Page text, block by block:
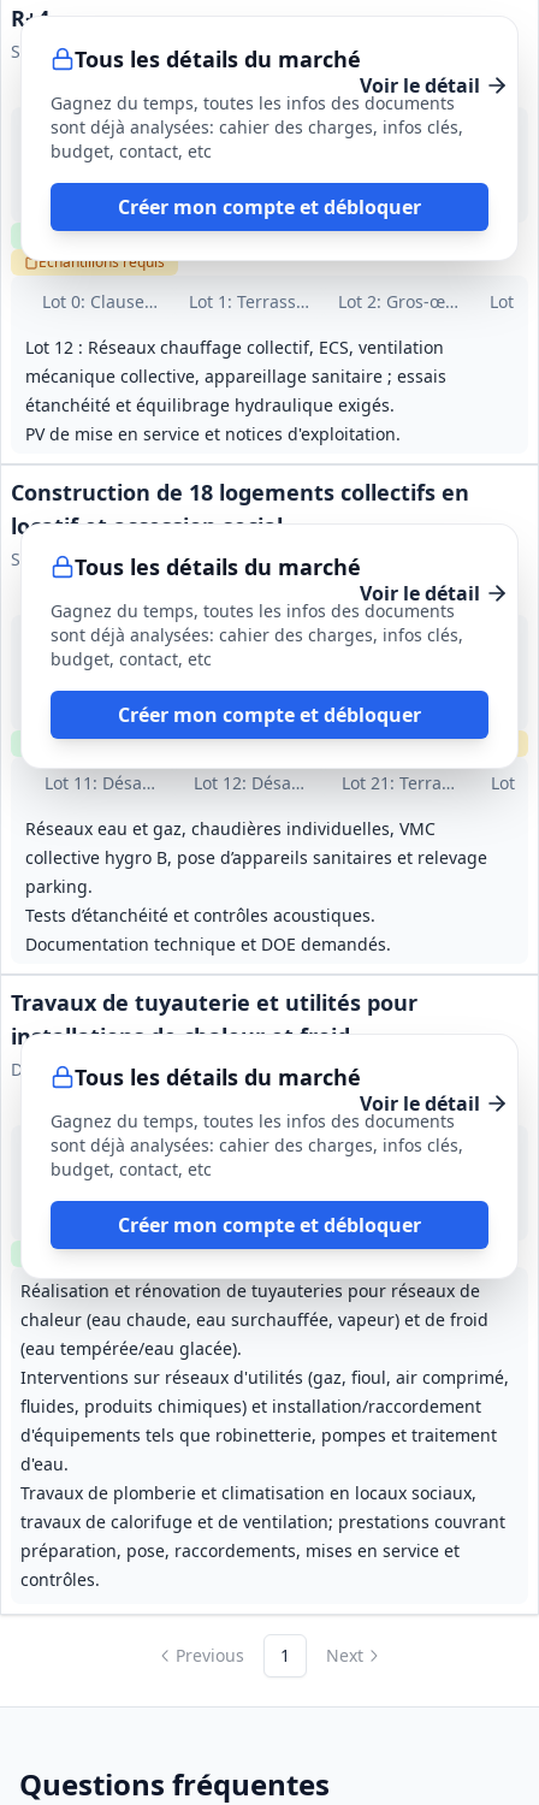
Tous les détails du marché
Gagnez du temps, toutes les infos des documents
sont déjà analysées: cahier des charges, infos clés,
budget, contact, etc
Créer mon compte et débloquer
R+4
SACOVIV
Voir le détail
Lot 0: Clauses communes
Lot 1 : Terrassements / VRD
Lot 2: Gros‑œuvre /Lot
Lot 12 : Réseaux chauffage collectif, ECS, ventilation
mécanique collective, appareillage sanitaire ; essais
étanchéité et équilibrage hydraulique exigés.
PV de mise en service et notices d'exploitation.
18 sept. 2026
Vénissieux (69)
13 mois (période de préparation incluse)
Clause environnementale Visiteoptionnelle
Échantillonsrequis
Tous les détails du marché
Gagnez du temps, toutes les infos des documents
sont déjà analysées: cahier des charges, infos clés,
budget, contact, etc
Créer mon compte et débloquer
Construction de 18 logements collectifs en
locatif et accession social
SFHE
Voir le détail
Lot 11 : Désamiantage
Lot 12: Désamiantage
Lot 21 : Terrassements
Lot
Réseaux eau et gaz, chaudières individuelles, VMC
collective hygro B, pose d’appareils sanitaires et relevage
parking.
Tests d’étanchéité et contrôles acoustiques.
Documentation technique et DOE demandés.
2 oct. 2026
Chassieu (69)
21 mois (préparation 3 mois + exécution 18 mois)
Clause environnementale Clause sociale Échantillonsrequis
Tous les détails du marché
Gagnez du temps, toutes les infos des documents
sont déjà analysées: cahier des charges, infos clés,
budget, contact, etc
Créer mon compte et débloquer
Travaux de tuyauterie et utilités pour
installations de chaleur et froid
DALKIA Centre Est
Voir le détail
Réalisation et rénovation de tuyauteries pour réseaux de
chaleur (eau chaude, eau surchauffée, vapeur) et de froid
(eau tempérée/eau glacée).
Interventions sur réseaux d'utilités (gaz, fioul, air comprimé,
fluides, produits chimiques) et installation/raccordement
d'équipements tels que robinetterie, pompes et traitement
d'eau.
Travaux de plomberie et climatisation en locaux sociaux,
travaux de calorifuge et de ventilation; prestations couvrant
préparation, pose, raccordements, mises en service et
contrôles.
2 juil. 2035
Bourgogne et Auvergne-Rhône-Alpes
Clause environnementale
Previous 1 Next
Questions fréquentes